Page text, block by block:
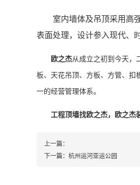
室内墙体及吊顶采用高强
表面处理，设计参入现代、
欧之杰从成立之初到今天，
板、天花吊顶、方板、方管、扣
一的经营管理体系。
工程顶墙找欧之杰，欧之杰
上一篇：
下一篇： 杭州运河亚运公园